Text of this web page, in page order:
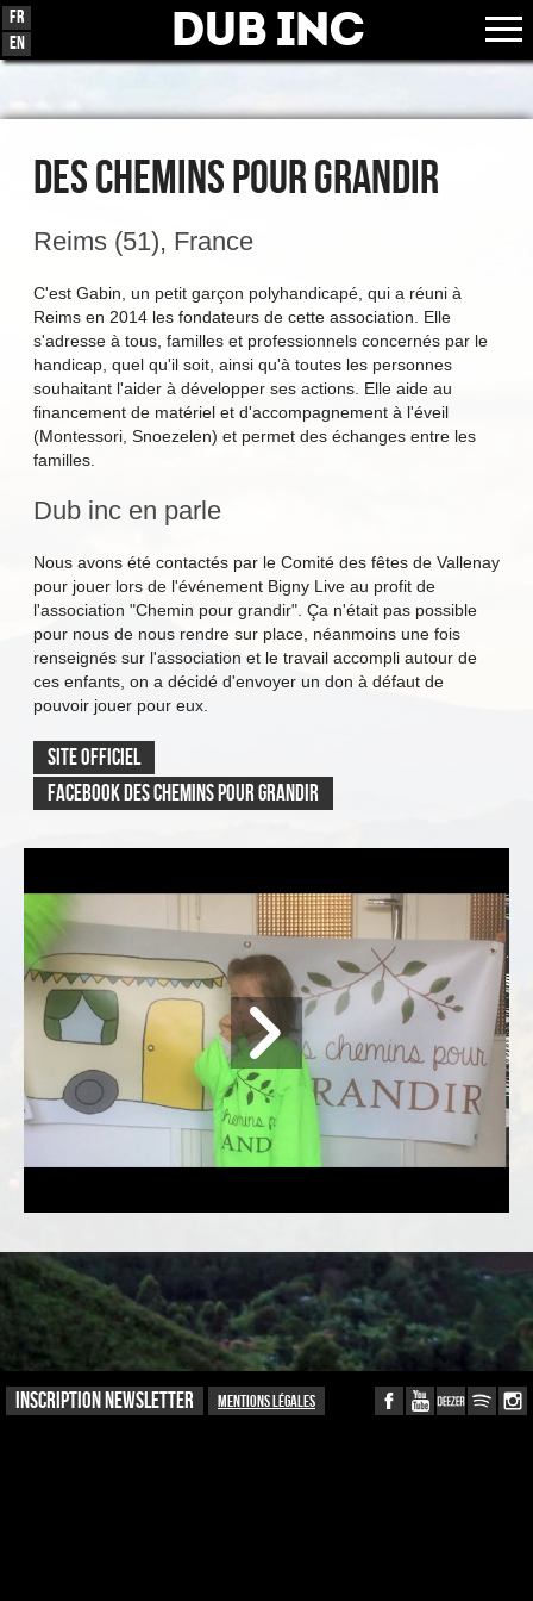
Dub Inc
Fr
En
DES CHEMINS POUR GRANDIR
Reims (51), France
C'est Gabin, un petit garçon polyhandicapé, qui a réuni à
Reims en 2014 les fondateurs de cette association. Elle
s'adresse à tous, familles et professionnels concernés par le
handicap, quel qu'il soit, ainsi qu'à toutes les personnes
souhaitant l'aider à développer ses actions. Elle aide au
financement de matériel et d'accompagnement à l'éveil
(Montessori, Snoezelen) et permet des échanges entre les
familles.
Dub inc en parle
Nous avons été contactés par le Comité des fêtes de Vallenay
pour jouer lors de l'événement Bigny Live au profit de
l'association "Chemin pour grandir". Ça n'était pas possible
pour nous de nous rendre sur place, néanmoins une fois
renseignés sur l'association et le travail accompli autour de
ces enfants, on a décidé d'envoyer un don à défaut de
pouvoir jouer pour eux.
Site officiel
Facebook Des Chemins pour grandir
INSCRIPTION NEWSLETTER Mentions légales